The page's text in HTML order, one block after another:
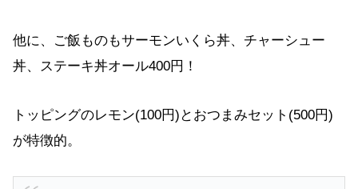
他に、ご飯ものもサーモンいくら丼、チャーシュー
丼、ステーキ丼オール400円！
トッピングのレモン(100円)とおつまみセット(500円)
が特徴的。